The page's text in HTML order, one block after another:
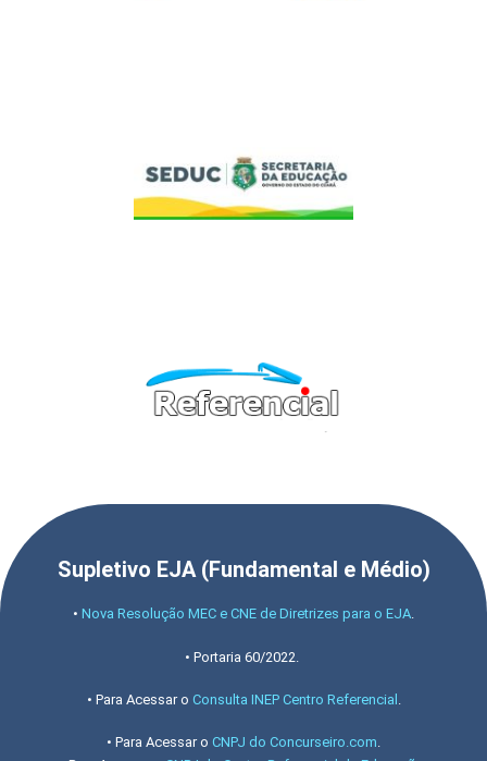
Supletivo EJA (Fundamental e Médio)
• Nova Resolução MEC e CNE de Diretrizes para o EJA.
• Portaria 60/2022.
• Para Acessar o Consulta INEP Centro Referencial
• Para Acessar o CNPJ do Concurseiro.com.